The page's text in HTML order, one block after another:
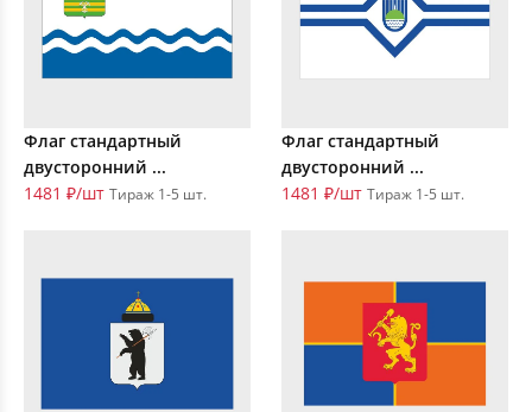
Флаг стандартный
двусторонний ...
1481 ₽/шт Тираж 1-5 шт.
Флаг стандартный
двусторонний ...
1481 ₽/шт Тираж 1-5 шт.